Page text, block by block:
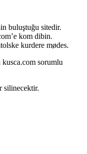
buluştuğu sitedir.
kom dibin.
kurdere mødes.
sorumlu
silinecektir.